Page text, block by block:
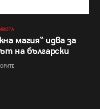
магия“ идва за
на български